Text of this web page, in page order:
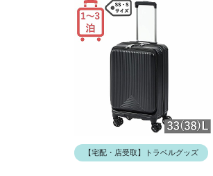
【宅配・店受取】トラベルグッズ